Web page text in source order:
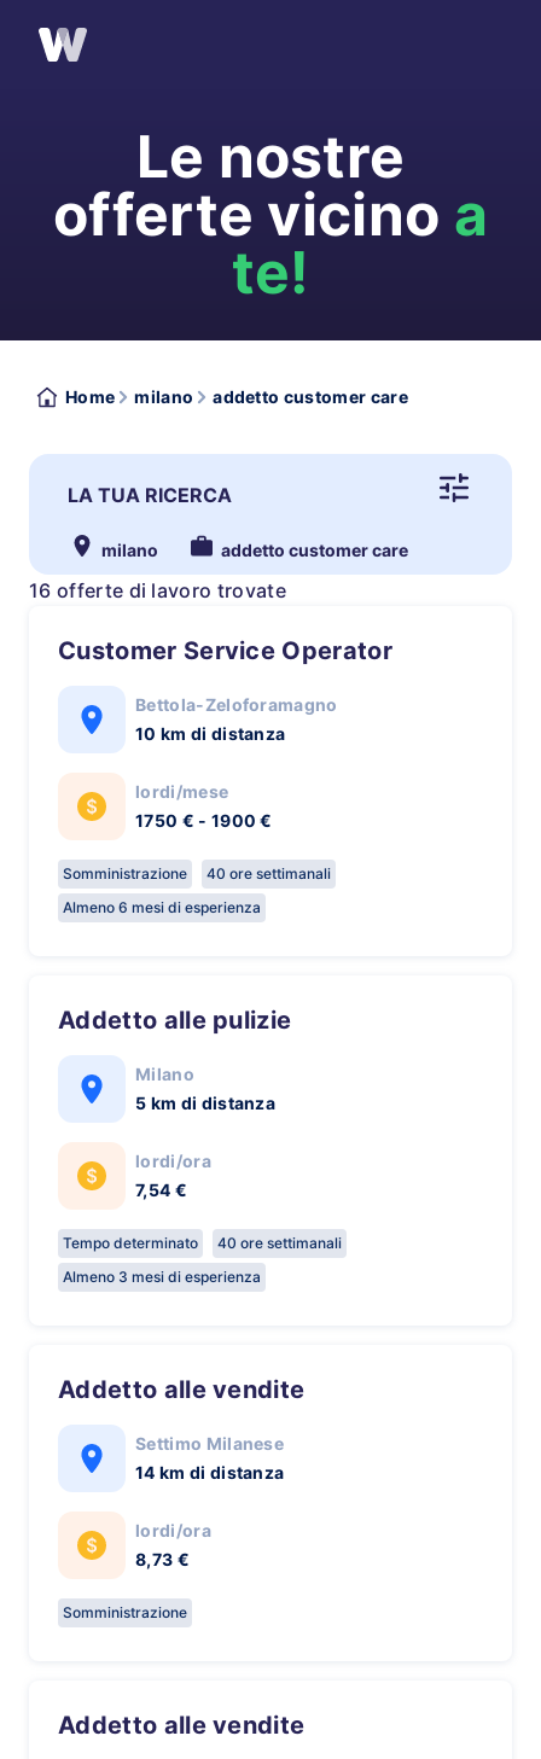
Le nostre
offerte vicino a
te!
Home milano addetto customer care
LA TUA RICERCA
milano addetto customer care
16 offerte di lavoro trovate
Customer Service Operator
Bettola-Zeloforamagno
10 km di distanza
lordi/mese
1750 € - 1900 €
Somministrazione
40 ore settimanali
Almeno 6 mesi di esperienza
Addetto alle pulizie
Milano
5 km di distanza
lordi/ora
7,54 €
Tempo determinato
40 ore settimanali
Almeno 3 mesi di esperienza
Addetto alle vendite
Settimo Milanese
14 km di distanza
lordi/ora
8,73 €
Somministrazione
Addetto alle vendite